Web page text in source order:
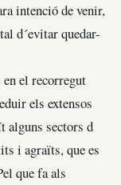
intenció de venir,
d´evitar quedar-
el recorregut
els extensos
alguns sectors d
i agraïts, que es
que fa als